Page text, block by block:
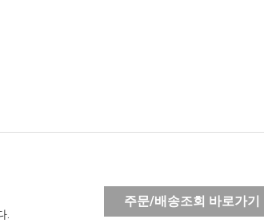
.
주문/배송조회 바로가기